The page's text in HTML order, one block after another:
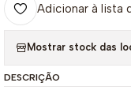
Adicionar à lista
Mostrar stock das
DESCRIÇÃO